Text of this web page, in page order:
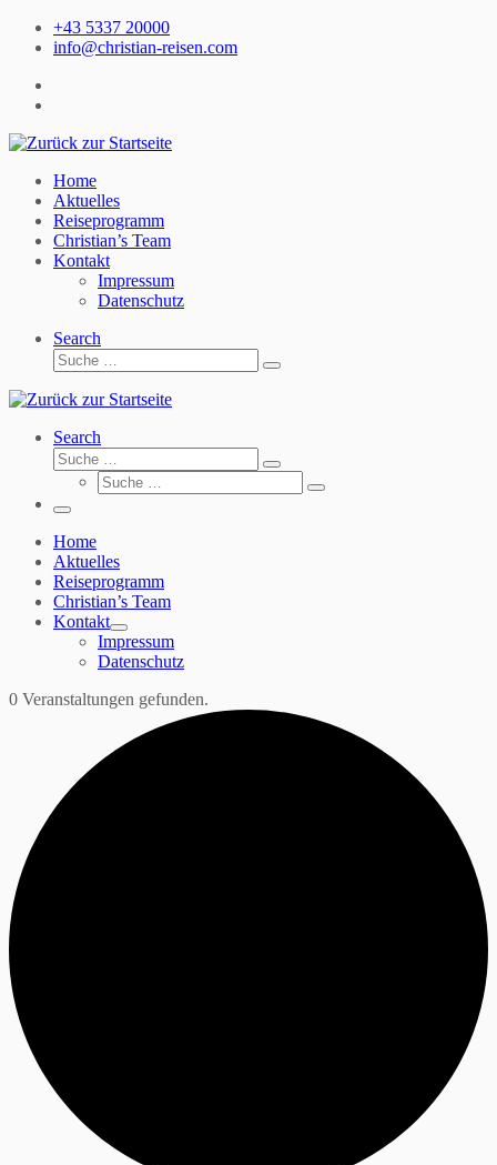
Zum
Inhalt
+43 5337 20000
info@christian-reisen.com
Home
Aktuelles
Reiseprogramm
Christian’s Team
Kontakt
Impressum
Datenschutz
Search
Suche
Suche
Search
Suche
Suche
Suche
Suche
Menü
Home
Aktuelles
Reiseprogramm
Christian’s Team
Kontakt
Impressum
Datenschutz
0 Veranstaltungen gefunden.